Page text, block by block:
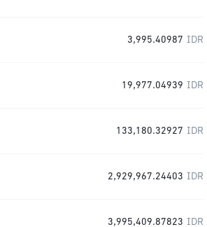
3,995.40987 IDR
19,977.04939 IDR
133,180.32927 IDR
2,929,967.24403 IDR
3,995,409.87823 IDR